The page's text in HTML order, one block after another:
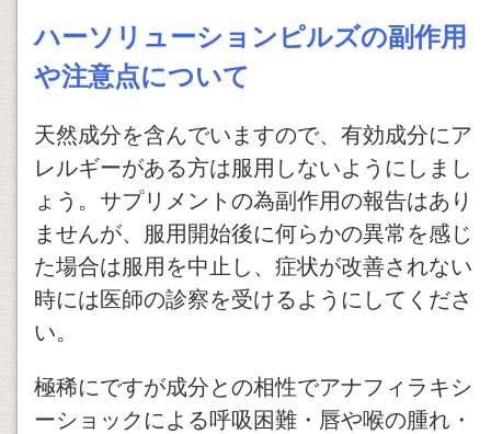
ハーソリューションピルズの副作用
や注意点について
天然成分を含んでいますので、有効成分にア
レルギーがある方は服用しないようにしまし
ょう。サプリメントの為副作用の報告はあり
ませんが、服用開始後に何らかの異常を感じ
た場合は服用を中止し、症状が改善されない
時には医師の診察を受けるようにしてくださ
い。
極稀にですが成分との相性でアナフィラキシ
ーショックによる呼吸困難・唇や喉の腫れ・